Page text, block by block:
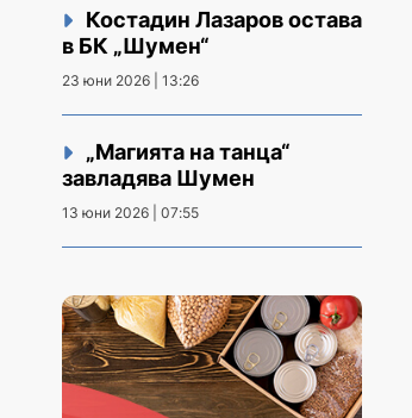
Костадин Лазаров остава
в БК „Шумен“
23 юни 2026 | 13:26
„Магията на танца“
завладява Шумен
13 юни 2026 | 07:55